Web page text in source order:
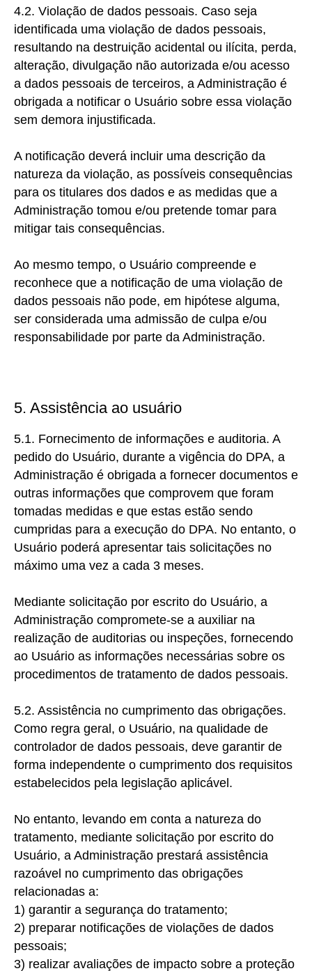
4.2. Violação de dados pessoais. Caso seja
identificada uma violação de dados pessoais,
resultando na destruição acidental ou ilícita, perda,
alteração, divulgação não autorizada e/ou acesso
a dados pessoais de terceiros, a Administração é
obrigada a notificar o Usuário sobre essa violação
sem demora injustificada.
A notificação deverá incluir uma descrição da
natureza da violação, as possíveis consequências
para os titulares dos dados e as medidas que a
Administração tomou e/ou pretende tomar para
mitigar tais consequências.
Ao mesmo tempo, o Usuário compreende e
reconhece que a notificação de uma violação de
dados pessoais não pode, em hipótese alguma,
ser considerada uma admissão de culpa e/ou
responsabilidade por parte da Administração.
5. Assistência ao usuário
5.1. Fornecimento de informações e auditoria. A
pedido do Usuário, durante a vigência do DPA, a
Administração é obrigada a fornecer documentos e
outras informações que comprovem que foram
tomadas medidas e que estas estão sendo
cumpridas para a execução do DPA. No entanto, o
Usuário poderá apresentar tais solicitações no
máximo uma vez a cada 3 meses.
Mediante solicitação por escrito do Usuário, a
Administração compromete-se a auxiliar na
realização de auditorias ou inspeções, fornecendo
ao Usuário as informações necessárias sobre os
procedimentos de tratamento de dados pessoais.
5.2. Assistência no cumprimento das obrigações.
Como regra geral, o Usuário, na qualidade de
controlador de dados pessoais, deve garantir de
forma independente o cumprimento dos requisitos
estabelecidos pela legislação aplicável.
No entanto, levando em conta a natureza do
tratamento, mediante solicitação por escrito do
Usuário, a Administração prestará assistência
razoável no cumprimento das obrigações
relacionadas a:
1) garantir a segurança do tratamento;
2) preparar notificações de violações de dados
pessoais;
3) realizar avaliações de impacto sobre a proteção